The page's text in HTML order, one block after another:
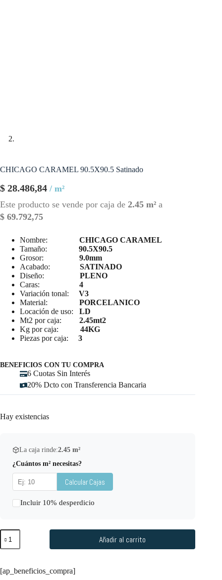
CHICAGO CARAMEL 90.5X90.5 Satinado
$ 28.486,84 / m²
Este producto se vende por caja de 2.45 m² a
$ 69.792,75
Nombre: CHICAGO CARAMEL
Tamaño: 90.5X90.5
Grosor: 9.0mm
Acabado: SATINADO
Diseño: PLENO
Caras: 4
Variación tonal: V3
Material: PORCELANICO
Locación de uso: LD
Mt2 por caja: 2.45mt2
Kg por caja: 44KG
Piezas por caja: 3
BENEFICIOS CON TU COMPRA
6 Cuotas Sin Interés
20% Dcto con Transferencia Bancaria
Hay existencias
La caja rinde:2.45 m²
¿Cuántos m² necesitas?
Calcular Cajas
Incluir 10% desperdicio
Añadir al carrito
[ap_beneficios_compra]